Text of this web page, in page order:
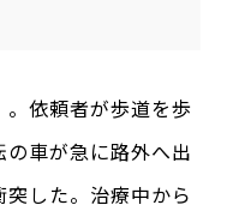
依頼者が歩道を歩
車が急に路外へ出
した。治療中から